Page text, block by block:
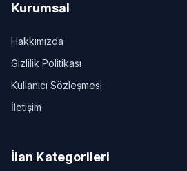
Kurumsal
Hakkımızda
Gizlilik Politikası
Kullanıcı Sözleşmesi
İletişim
İlan Kategorileri